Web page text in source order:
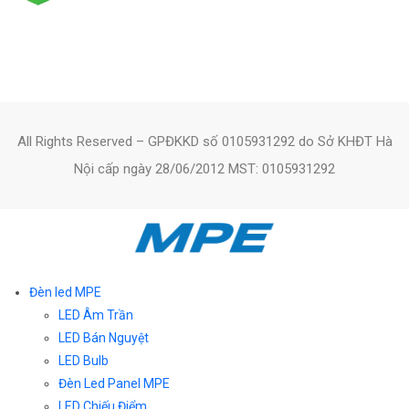
All Rights Reserved – GPĐKKD số 0105931292 do Sở KHĐT Hà
Nội cấp ngày 28/06/2012 MST: 0105931292
Đèn led MPE
LED Âm Trần
LED Bán Nguyệt
LED Bulb
Đèn Led Panel MPE